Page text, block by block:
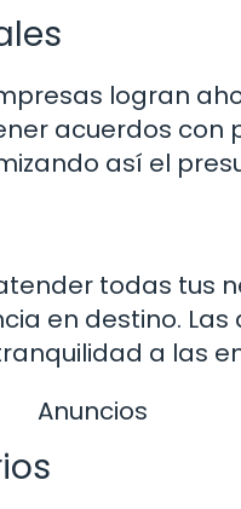
logran
acuerdos
así el
todas tus
en destino.
a las
Anuncios